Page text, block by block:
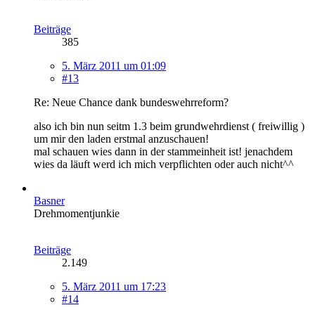
Beiträge
385
5. März 2011 um 01:09
#13
Re: Neue Chance dank bundeswehrreform?
also ich bin nun seitm 1.3 beim grundwehrdienst ( freiwillig )
um mir den laden erstmal anzuschauen!
mal schauen wies dann in der stammeinheit ist! jenachdem
wies da läuft werd ich mich verpflichten oder auch nicht^^
Basner
Drehmomentjunkie
Beiträge
2.149
5. März 2011 um 17:23
#14